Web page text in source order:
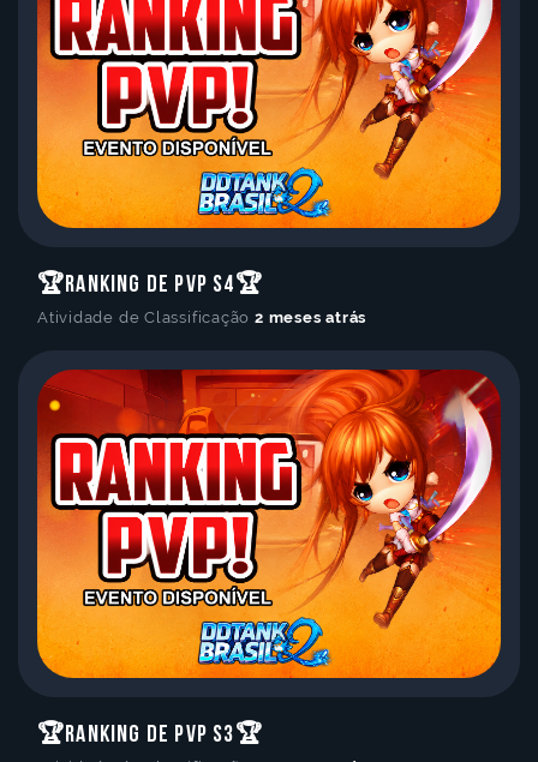
🏆Ranking de PvP S4🏆
Atividade de Classificação 2 meses atrás
🏆Ranking de PvP S3🏆